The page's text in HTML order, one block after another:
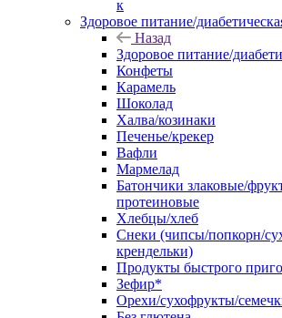
к
Здоровое питание/
Назад
Здоровое питание/
Конфеты
Карамель
Шоколад
Халва/козинаки
Печенье/крекер
Вафли
Мармелад
Батончики злаковые/
протеиновые
Хлебцы/хлеб
Снеки (чипсы/попкорн/
крендельки)
Продукты быстрого
Зефир*
Орехи/сухофрукты/